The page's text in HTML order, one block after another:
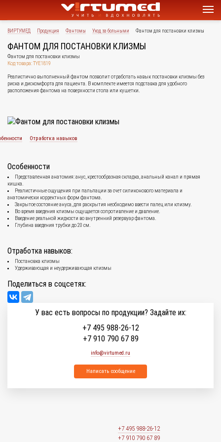
ВИРТУМЕД Продукция Фантомы Уход за больными Фантом для постановки клизмы
ФАНТОМ ДЛЯ ПОСТАНОВКИ КЛИЗМЫ
Фантом для постановки клизмы
Код товара: TYE1819
Реалистично выполненный фантом позволит отработать навык постановки клизмы без
риска и дискомфорта для пациента. В комплекте имеется подставка для удобного
расположения фантома на поверхности стола или кушетки.
Отработка навыков
Особенности
Представленная анатомия: анус, крестообразная складка, анальный канал и прямая
кишка.
Реалистичные ощущения при пальпации за счет силиконового материала и
анатомически корректных форм фантома.
Закрытое состояние ануса, для раскрытия необходимо ввести палец или клизму.
Во время введения клизмы ощущается сопротивление и давление.
Введение реальной жидкости во внутренний резервуар фантома.
Глубина введения трубки до 20 см.
Отработка навыков:
Постановка клизмы
Удерживающая и неудерживающая клизмы
Поделиться в соцсетях:
У вас есть вопросы по продукции? Задайте их:
+7 495 988-26-12
+7 910 790 67 89
info@virtumed.ru
Написать сообщение
+7 495 988-26-12
+7 910 790 67 89